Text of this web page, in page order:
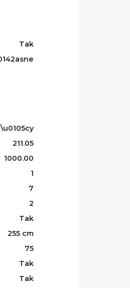
Tak
211.05
1000.00
1
7
2
Tak
255 cm
75
Tak
Tak